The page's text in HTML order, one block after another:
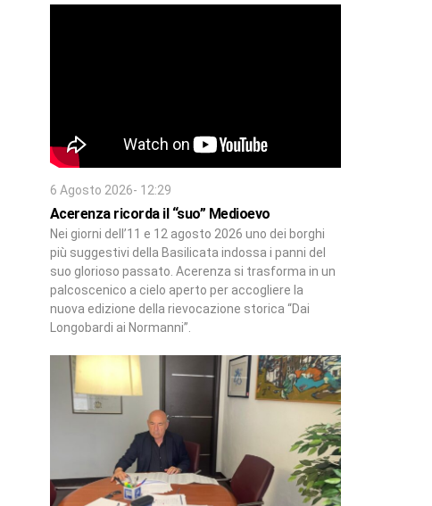
6 Agosto 2026- 12:29
Acerenza ricorda il “suo” Medioevo
Nei giorni dell’11 e 12 agosto 2026 uno dei borghi
più suggestivi della Basilicata indossa i panni del
suo glorioso passato. Acerenza si trasforma in un
palcoscenico a cielo aperto per accogliere la
nuova edizione della rievocazione storica “Dai
Longobardi ai Normanni”.